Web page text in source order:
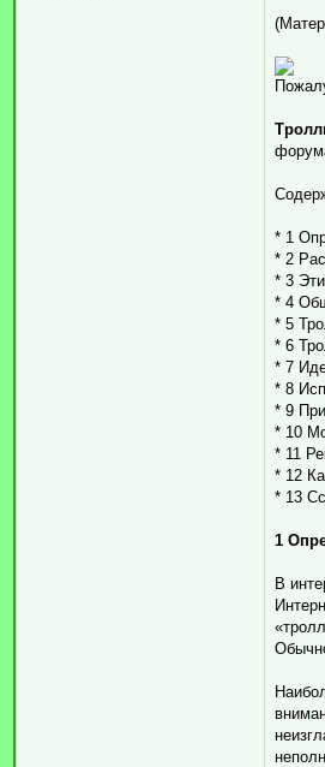
* 1
* 2
* 3
* 4
* 5
* 6
* 7
* 8
* 9
* 10
* 11
* 12
* 13
1
В